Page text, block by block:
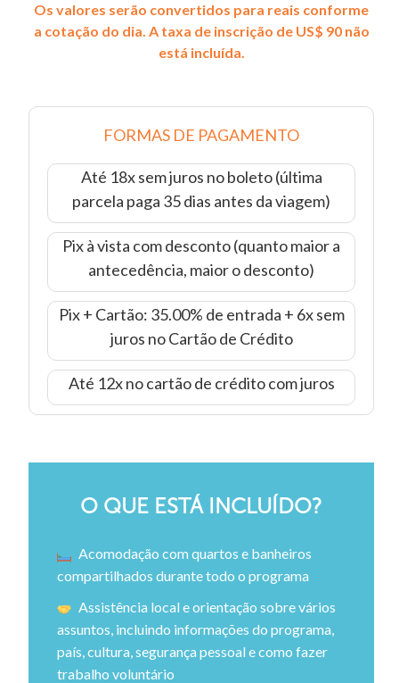
Os valores serão convertidos para reais conforme
a cotação do dia. A taxa de inscrição de US$ 90 não
está incluída.
FORMAS DE PAGAMENTO
Até 18x sem juros no boleto (última
parcela paga 35 dias antes da viagem)
Pix à vista com desconto (quanto maior a
antecedência, maior o desconto)
Pix + Cartão: 35.00% de entrada + 6x sem
juros no Cartão de Crédito
Até 12x no cartão de crédito com juros
O QUE ESTÁ INCLUÍDO?
Acomodação com quartos e banheiros
compartilhados durante todo o programa
Assistência local e orientação sobre vários
assuntos, incluindo informações do programa,
país, cultura, segurança pessoal e como fazer
trabalho voluntário